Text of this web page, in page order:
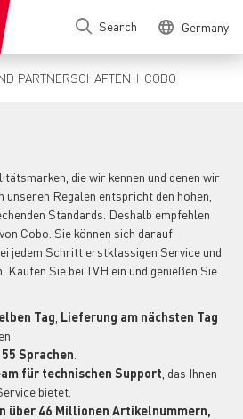
Search Germany
PARTNERSCHAFTEN COBO
die wir kennen und denen wir
Regalen entspricht den hohen,
Standards. Deshalb empfehlen
Cobo. Sie können sich darauf
jedem Schritt erstklassigen Service und
Sie bei TVH ein und genießen Sie
Tag Lieferung am nächsten Tag
55 Sprachen
für technischen Support , das Ihnen
bietet.
über 46 Millionen Artikelnummern,